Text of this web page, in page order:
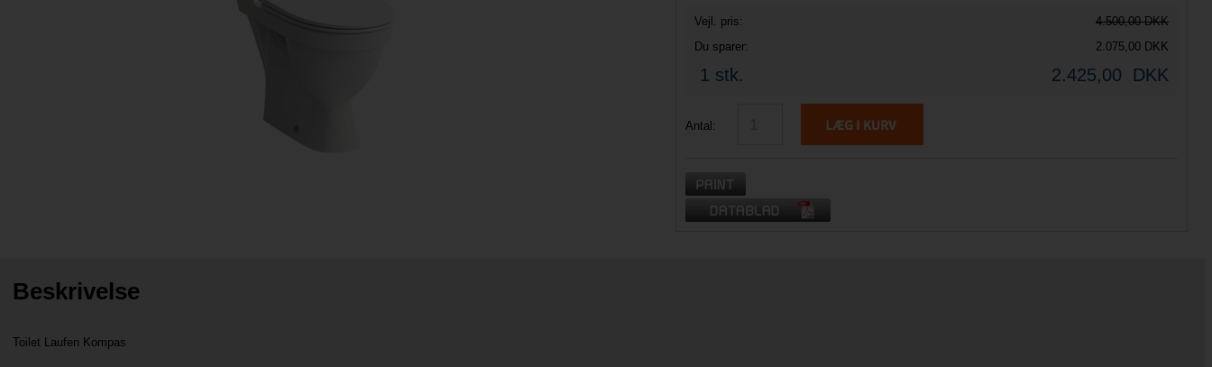
Vejl. pris:
4.500,00 DKK
Du sparer:
2.075,00 DKK
1 stk. 2.425,00 DKK
Antal:
Beskrivelse
Toilet Laufen Kompas